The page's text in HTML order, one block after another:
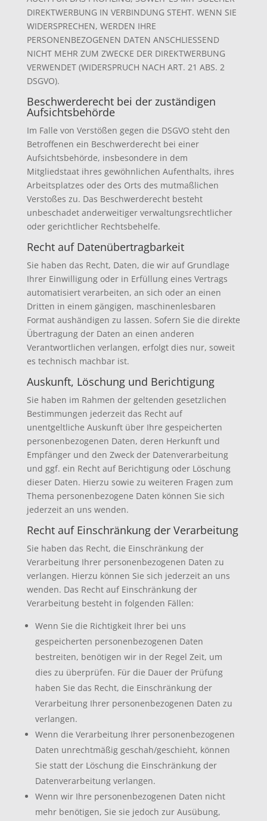
DIREKTWERBUNG IN VERBINDUNG STEHT. WENN SIE
WIDERSPRECHEN, WERDEN IHRE
PERSONENBEZOGENEN DATEN ANSCHLIESSEND
NICHT MEHR ZUM ZWECKE DER DIREKTWERBUNG
VERWENDET (WIDERSPRUCH NACH ART. 21 ABS. 2
DSGVO).
Beschwerde­recht bei der zuständigen
Aufsichts­behörde
Im Falle von Verstößen gegen die DSGVO steht den
Betroffenen ein Beschwerderecht bei einer
Aufsichtsbehörde, insbesondere in dem
Mitgliedstaat ihres gewöhnlichen Aufenthalts, ihres
Arbeitsplatzes oder des Orts des mutmaßlichen
Verstoßes zu. Das Beschwerderecht besteht
unbeschadet anderweitiger verwaltungsrechtlicher
oder gerichtlicher Rechtsbehelfe.
Recht auf Daten­übertrag­barkeit
Sie haben das Recht, Daten, die wir auf Grundlage
Ihrer Einwilligung oder in Erfüllung eines Vertrags
automatisiert verarbeiten, an sich oder an einen
Dritten in einem gängigen, maschinenlesbaren
Format aushändigen zu lassen. Sofern Sie die direkte
Übertragung der Daten an einen anderen
Verantwortlichen verlangen, erfolgt dies nur, soweit
es technisch machbar ist.
Auskunft, Löschung und Berichtigung
Sie haben im Rahmen der geltenden gesetzlichen
Bestimmungen jederzeit das Recht auf
unentgeltliche Auskunft über Ihre gespeicherten
personenbezogenen Daten, deren Herkunft und
Empfänger und den Zweck der Datenverarbeitung
und ggf. ein Recht auf Berichtigung oder Löschung
dieser Daten. Hierzu sowie zu weiteren Fragen zum
Thema personenbezogene Daten können Sie sich
jederzeit an uns wenden.
Recht auf Einschränkung der Verarbeitung
Sie haben das Recht, die Einschränkung der
Verarbeitung Ihrer personenbezogenen Daten zu
verlangen. Hierzu können Sie sich jederzeit an uns
wenden. Das Recht auf Einschränkung der
Verarbeitung besteht in folgenden Fällen:
Wenn Sie die Richtigkeit Ihrer bei uns
gespeicherten personenbezogenen Daten
bestreiten, benötigen wir in der Regel Zeit, um
dies zu überprüfen. Für die Dauer der Prüfung
haben Sie das Recht, die Einschränkung der
Verarbeitung Ihrer personenbezogenen Daten zu
verlangen.
Wenn die Verarbeitung Ihrer personenbezogenen
Daten unrechtmäßig geschah/geschieht, können
Sie statt der Löschung die Einschränkung der
Datenverarbeitung verlangen.
Wenn wir Ihre personenbezogenen Daten nicht
mehr benötigen, Sie sie jedoch zur Ausübung,